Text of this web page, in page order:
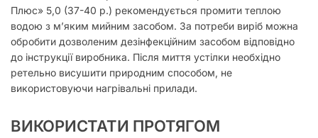
Плюс» 5,0 (37-40 р.) рекомендується промити теплою
водою з м’яким мийним засобом. За потреби виріб можна
обробити дозволеним дезінфекційним засобом відповідно
до інструкції виробника. Після миття устілки необхідно
ретельно висушити природним способом, не
використовуючи нагрівальні прилади.
ВИКОРИСТАТИ ПРОТЯГОМ